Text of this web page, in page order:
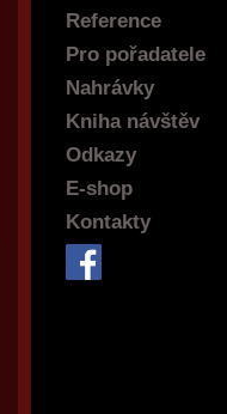
Reference
Pro pořadatele
Nahrávky
Kniha návštěv
Odkazy
E-shop
Kontakty